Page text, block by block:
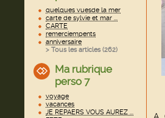
quelques vuesde la mer
carte de sylvie et mar ...
CARTE
remerciempents
anniversaire
> Tous les articles (262)
Ma rubrique
perso 7
voyage
vacances
JE REPAERS VOUS AUREZ ...